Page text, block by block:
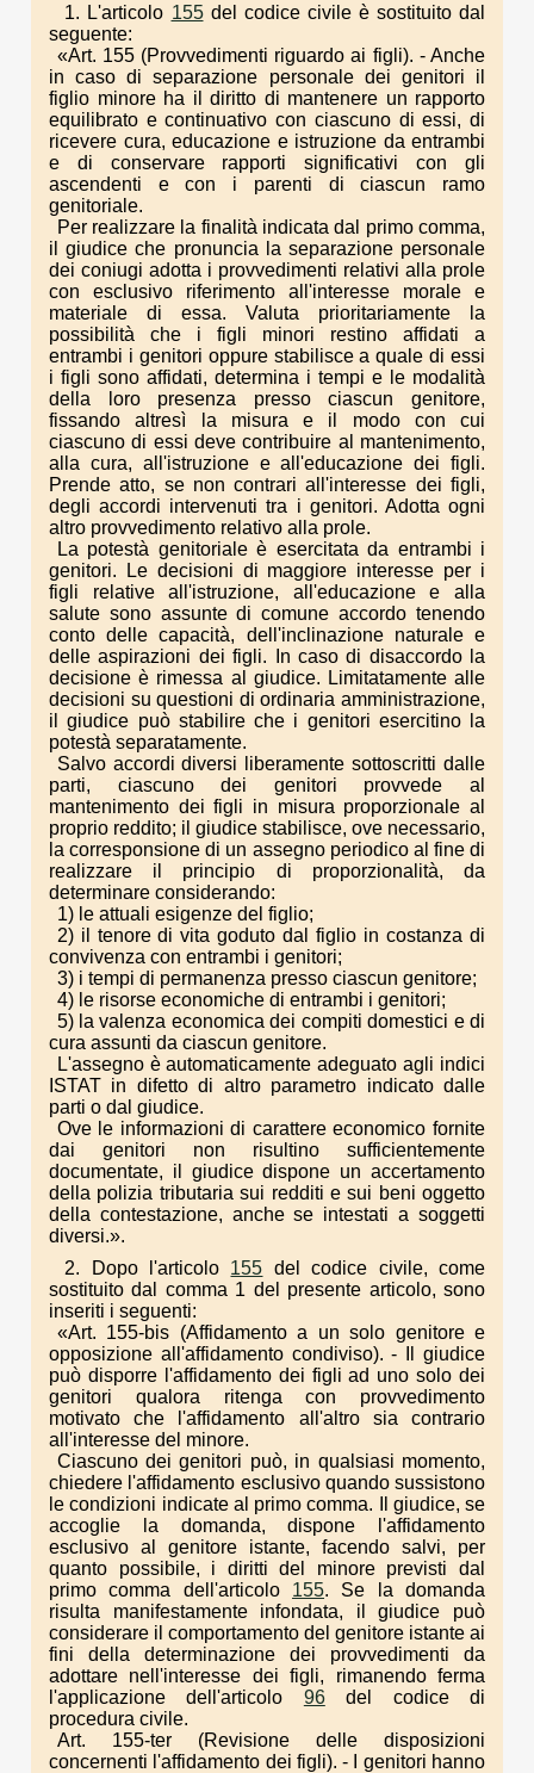
1. L'articolo 155del codice civile è sostituito dal
seguente:
«Art. 155 (Provvedimenti riguardo ai figli). - Anche
in caso di separazione personale dei genitori il
figlio minore ha il diritto di mantenere un rapporto
equilibrato e continuativo con ciascuno di essi, di
ricevere cura, educazione e istruzione da entrambi
e di conservare rapporti significativi con gli
ascendenti e con i parenti di ciascun ramo
genitoriale.
Per realizzare la finalità indicata dal primo comma,
il giudice che pronuncia la separazione personale
dei coniugi adotta i provvedimenti relativi alla prole
con esclusivo riferimento all'interesse morale e
materiale di essa. Valuta prioritariamente la
possibilità che i figli minori restino affidati a
entrambi i genitori oppure stabilisce a quale di essi
i figli sono affidati, determina i tempi e le modalità
della loro presenza presso ciascun genitore,
fissando altresì la misura e il modo con cui
ciascuno di essi deve contribuire al mantenimento,
alla cura, all'istruzione e all'educazione dei figli.
Prende atto, se non contrari all'interesse dei figli,
degli accordi intervenuti tra i genitori. Adotta ogni
altro provvedimento relativo alla prole.
La potestà genitoriale è esercitata da entrambi i
genitori. Le decisioni di maggiore interesse per i
figli relative all'istruzione, all'educazione e alla
salute sono assunte di comune accordo tenendo
conto delle capacità, dell'inclinazione naturale e
delle aspirazioni dei figli. In caso di disaccordo la
decisione è rimessa al giudice. Limitatamente alle
decisioni su questioni di ordinaria amministrazione,
il giudice può stabilire che i genitori esercitino la
potestà separatamente.
Salvo accordi diversi liberamente sottoscritti dalle
parti, ciascuno dei genitori provvede al
mantenimento dei figli in misura proporzionale al
proprio reddito; il giudice stabilisce, ove necessario,
la corresponsione di un assegno periodico al fine di
realizzare il principio di proporzionalità, da
determinare considerando:
1) le attuali esigenze del figlio;
2) il tenore di vita goduto dal figlio in costanza di
convivenza con entrambi i genitori;
3) i tempi di permanenza presso ciascun genitore;
4) le risorse economiche di entrambi i genitori;
5) la valenza economica dei compiti domestici e di
cura assunti da ciascun genitore.
L'assegno è automaticamente adeguato agli indici
ISTAT in difetto di altro parametro indicato dalle
parti o dal giudice.
Ove le informazioni di carattere economico fornite
dai genitori non risultino sufficientemente
documentate, il giudice dispone un accertamento
della polizia tributaria sui redditi e sui beni oggetto
della contestazione, anche se intestati a soggetti
diversi.».
2. Dopo l'articolo 155 del codice civile, come
sostituito dal comma 1 del presente articolo, sono
inseriti i seguenti:
«Art. 155-bis (Affidamento a un solo genitore e
opposizione all'affidamento condiviso). - Il giudice
può disporre l'affidamento dei figli ad uno solo dei
genitori qualora ritenga con provvedimento
motivato che l'affidamento all'altro sia contrario
all'interesse del minore.
Ciascuno dei genitori può, in qualsiasi momento,
chiedere l'affidamento esclusivo quando sussistono
le condizioni indicate al primo comma. Il giudice, se
accoglie la domanda, dispone l'affidamento
esclusivo al genitore istante, facendo salvi, per
quanto possibile, i diritti del minore previsti dal
primo comma dell'articolo 155. Se la domanda
risulta manifestamente infondata, il giudice può
considerare il comportamento del genitore istante ai
fini della determinazione dei provvedimenti da
adottare nell'interesse dei figli, rimanendo ferma
l'applicazione dell'articolo 96del codice di
procedura civile.
Art. 155-ter (Revisione delle disposizioni
concernenti l'affidamento dei figli). - I genitori hanno